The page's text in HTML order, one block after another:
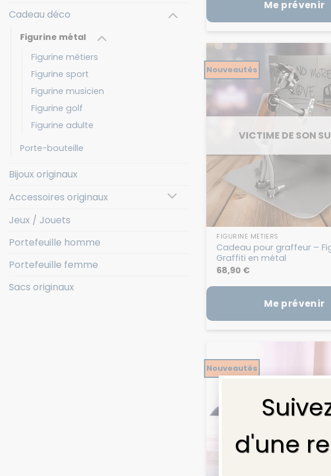
d'une
Cadeau déco
Figurine métal
Figurine métiers
Figurine sport
Figurine musicien
Figurine golf
Figurine adulte
Porte-bouteille
Bijoux originaux
Accessoires originaux
Jeux / Jouets
Portefeuille homme
Portefeuille femme
Sacs originaux
Me prévenir
Nouveautés
VICTIME DE SON
FIGURINE MÉTIERS
Cadeau pour graffeur –
Graffiti en métal
68,90 €
Me prévenir
Nouveautés